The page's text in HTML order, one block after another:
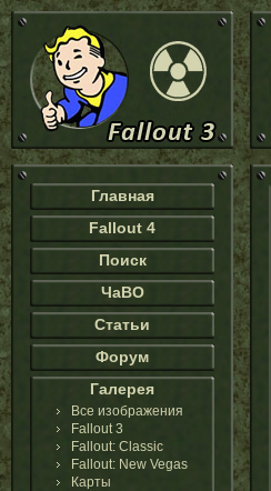
Главная
Fallout 4
Поиск
ЧаВО
Статьи
Форум
Галерея
Все изображения
Fallout 3
Fallout: Classic
Fallout: New Vegas
Карты